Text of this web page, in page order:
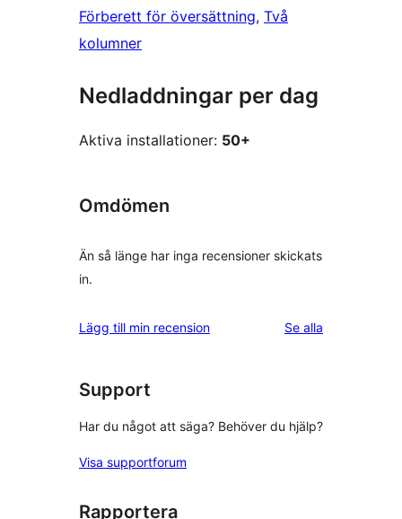
Förberett för översättning, Två
kolumner
Nedladdningar per dag
Aktiva installationer: 50+
Omdömen
Än så länge har inga recensioner skickats
in.
Lägg till min recension Se alla
Support
Har du något att säga? Behöver du hjälp?
Visa supportforum
Rapportera